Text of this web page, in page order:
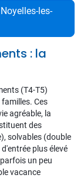
les-
: la
(T4-T5)
Ces
agréable, la
des
solvables (double
plus élevé
un peu
vacance